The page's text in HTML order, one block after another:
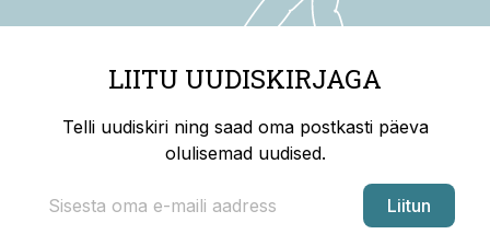
LIITU UUDISKIRJAGA
Telli uudiskiri ning saad oma postkasti päeva
olulisemad uudised.
Liitun